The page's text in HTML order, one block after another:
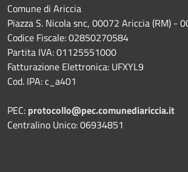
Comune di Ariccia
Piazza S. Nicola snc, 00072 Ariccia (RM) -
Codice Fiscale: 02850270584
Partita IVA: 01125551000
Fatturazione Elettronica: UFXYL9
Cod. IPA: c_a401
PEC: protocollo@pec.comunediariccia.it
Centralino Unico: 06934851